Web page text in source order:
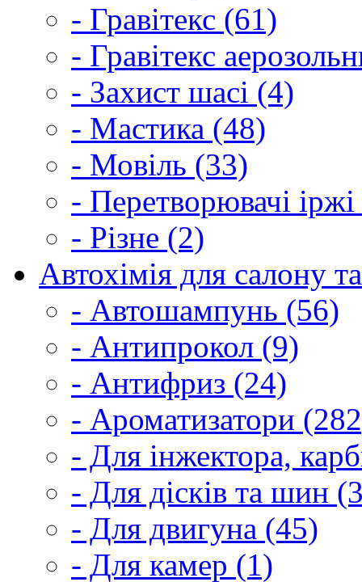
- Гравітекс (61)
- Гравітекс
- Захист шасі (4)
- Мастика (48)
- Мовіль (33)
- Перетворювачі
- Різне (2)
Автохімія для салону
- Автошампунь (56)
- Антипрокол (9)
- Антифриз (24)
- Ароматизатори
- Для інжектора,
- Для дісків та шин
- Для двигуна (45)
- Для камер (1)